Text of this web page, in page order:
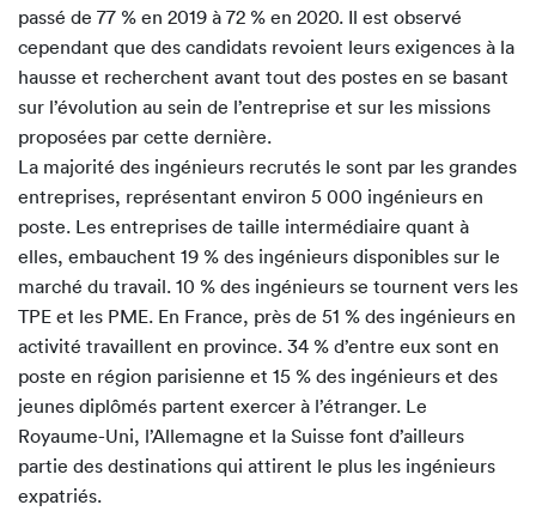
passé de 77 % en 2019 à 72 % en 2020. Il est observé
cependant que des candidats revoient leurs exigences à la
hausse et recherchent avant tout des postes en se basant
sur l’évolution au sein de l’entreprise et sur les missions
proposées par cette dernière.
La majorité des ingénieurs recrutés le sont par les grandes
entreprises, représentant environ 5 000 ingénieurs en
poste. Les entreprises de taille intermédiaire quant à
elles, embauchent 19 % des ingénieurs disponibles sur le
marché du travail. 10 % des ingénieurs se tournent vers les
TPE et les PME. En France, près de 51 % des ingénieurs en
activité travaillent en province. 34 % d’entre eux sont en
poste en région parisienne et 15 % des ingénieurs et des
jeunes diplômés partent exercer à l’étranger. Le
Royaume-Uni, l’Allemagne et la Suisse font d’ailleurs
partie des destinations qui attirent le plus les ingénieurs
expatriés.